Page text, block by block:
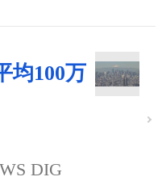
均100万
DIG